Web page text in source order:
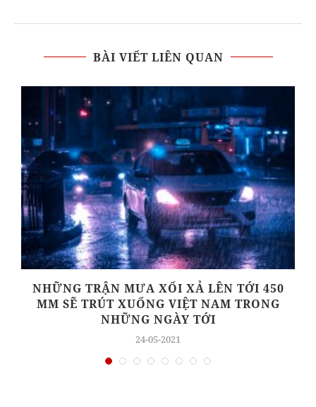
BÀI VIẾT LIÊN QUAN
NHỮNG TRẬN MƯA XỐI XẢ LÊN TỚI 450
MM SẼ TRÚT XUỐNG VIỆT NAM TRONG
NHỮNG NGÀY TỚI
24-05-2021